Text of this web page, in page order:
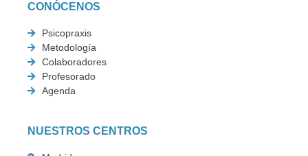
CONÓCENOS
Psicopraxis
Metodología
Colaboradores
Profesorado
Agenda
NUESTROS CENTROS